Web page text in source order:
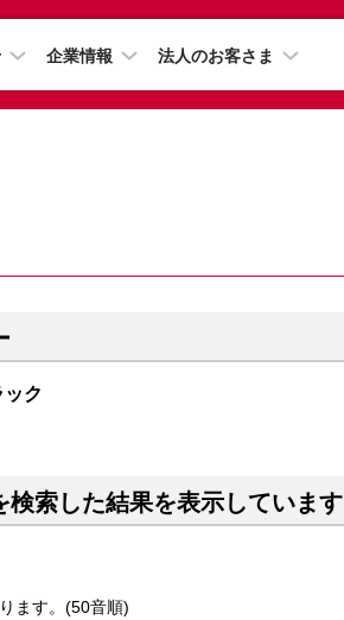
企業情報 法人のお客さま
ク
検索した結果を表示しています
ます。(50音順)